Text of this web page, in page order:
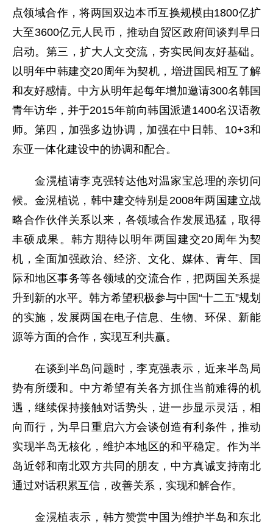
点领域合作，将两国双边本币互换规模由1800亿扩
大至3600亿元人民币，推动自贸区政府间谈判早日
启动。第三，扩大人文交流，夯实民间友好基础。
以明年中韩建交20周年为契机，增进国民相互了解
和友好感情。中方从明年起每年增加邀请300名韩国
青年访华，并于2015年前向韩国派遣1400名汉语教
师。第四，加强多边协调，加强在中日韩、10+3和
东亚一体化建设中的协调和配合。
金滉植请李克强转达他对温家宝总理的亲切问
候。金滉植说，韩中建交特别是2008年两国建立战
略合作伙伴关系以来，各领域合作发展迅猛，取得
丰硕成果。韩方期待以明年两国建交20周年为契
机，全面加强政治、经济、文化、媒体、青年、国
际和地区事务等各领域的交流合作，把两国关系提
升到新的水平。韩方希望积极参与中国“十二五”规划
的实施，发展两国在电子信息、生物、环保、新能
源等方面的合作，实现互利共赢。
在谈到半岛问题时，李克强表示，近来半岛局
势有所缓和。中方希望有关各方抓住当前难得的机
遇，继续保持接触对话势头，进一步显示灵活，相
向而行，为早日重启六方会谈创造有利条件，推动
实现半岛无核化，维护本地区的和平稳定。作为半
岛近邻和南北双方共同的朋友，中方真诚支持南北
通过对话积累互信，改善关系，实现和解合作。
金滉植表示，韩方赞赏中国为维护半岛和东北